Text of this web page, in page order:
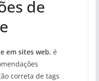
de
em sites web, é
correta de tags